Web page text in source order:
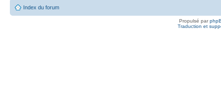
Index du forum
Propulsé par
Traduction et